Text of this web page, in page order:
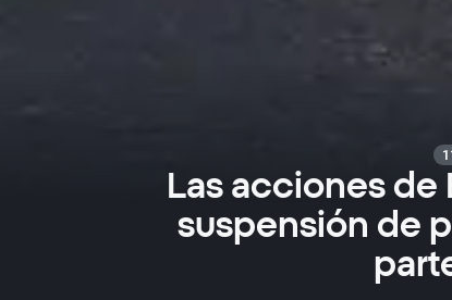
Las acciones de
suspensión de